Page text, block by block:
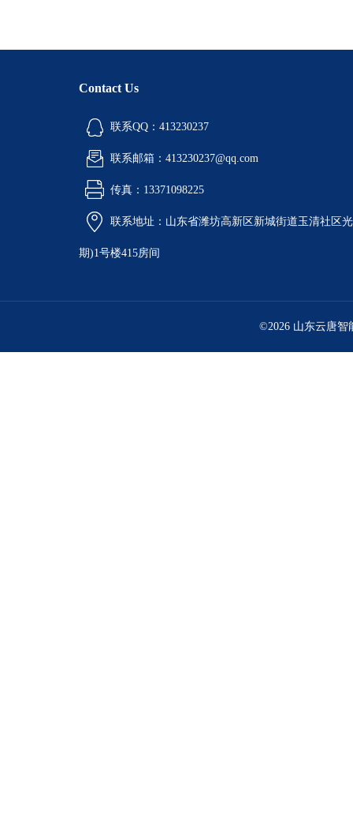
Contact Us
联系QQ：413230237
联系邮箱：413230237@qq.com
传真：13371098225
联系地址：山东省潍坊高新区新城街道玉清社区
期)1号楼415房间
©2026 山东云唐